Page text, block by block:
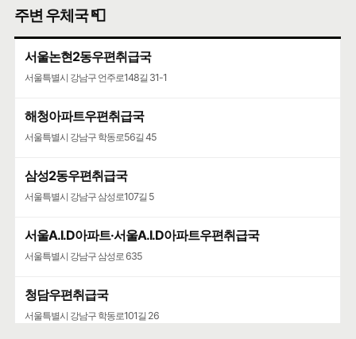
주변 우체국 📮
서울논현2동우편취급국
서울특별시 강남구 언주로148길 31-1
해청아파트우편취급국
서울특별시 강남구 학동로56길 45
삼성2동우편취급국
서울특별시 강남구 삼성로107길 5
서울A.I.D아파트·서울A.I.D아파트우편취급국
서울특별시 강남구 삼성로 635
청담우편취급국
서울특별시 강남구 학동로101길 26